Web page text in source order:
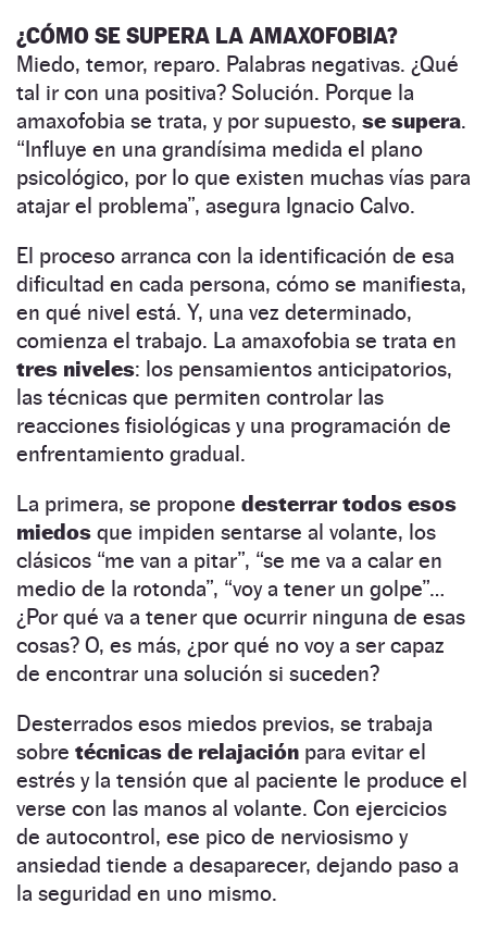
¿CÓMO SE SUPERA LA AMAXOFOBIA?
Miedo, temor, reparo. Palabras negativas. ¿Qué
tal ir con una positiva? Solución. Porque la
amaxofobia se trata, y por supuesto, se supera.
“Influye en una grandísima medida el plano
psicológico, por lo que existen muchas vías para
atajar el problema”, asegura Ignacio Calvo.
El proceso arranca con la identificación de esa
dificultad en cada persona, cómo se manifiesta,
en qué nivel está. Y, una vez determinado,
comienza el trabajo. La amaxofobia se trata en
tres niveles: los pensamientos anticipatorios,
las técnicas que permiten controlar las
reacciones fisiológicas y una programación de
enfrentamiento gradual.
La primera, se propone desterrar todos esos
miedos que impiden sentarse al volante, los
clásicos “me van a pitar”, “se me va a calar en
medio de la rotonda”, “voy a tener un golpe”…
¿Por qué va a tener que ocurrir ninguna de esas
cosas? O, es más, ¿por qué no voy a ser capaz
de encontrar una solución si suceden?
Desterrados esos miedos previos, se trabaja
sobre técnicas de relajación para evitar el
estrés y la tensión que al paciente le produce el
verse con las manos al volante. Con ejercicios
de autocontrol, ese pico de nerviosismo y
ansiedad tiende a desaparecer, dejando paso a
la seguridad en uno mismo.